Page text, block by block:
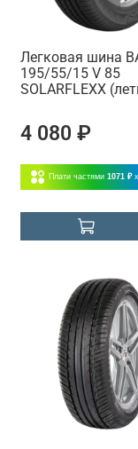
Легковая шина
195/55/15 V 85
SOLARFLEXX
4 080 ₽
Плати частями 1071 ₽